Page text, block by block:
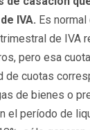
IVA. Es normal
de IVA
pero esa
de cuotas
de bienes o
el período de